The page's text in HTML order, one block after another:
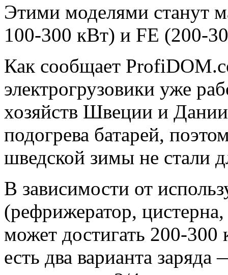
Этими моделями станут
100-300 кВт) и FE (200-
Как сообщает
электрогрузовики уже
хозяйств Швеции и
подогрева батарей,
шведской зимы не стали
В зависимости от
(рефрижератор,
может достигать 200-
есть два варианта